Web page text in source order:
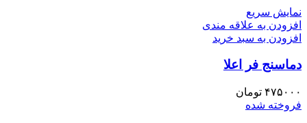
نمایش سریع
افزودن به علاقه مندی
افزودن به سبد خرید
دماسنج فر اعلا
۴۷۵۰۰۰ تومان
فروخته شده